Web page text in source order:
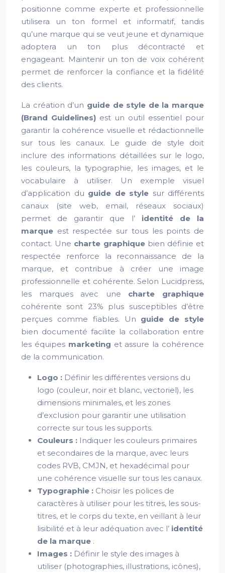
positionne comme experte et professionnelle
utilisera un ton formel et informatif, tandis
qu’une marque qui se veut jeune et dynamique
adoptera un ton plus décontracté et
engageant. Maintenir un ton de voix cohérent
permet de renforcer la confiance et la fidélité
des clients.
La création d’un guide de style de la marque
(Brand Guidelines) est un outil essentiel pour
garantir la cohérence visuelle et rédactionnelle
sur tous les canaux. Le guide de style doit
inclure des informations détaillées sur le logo,
les couleurs, la typographie, les images, et le
vocabulaire à utiliser. Un exemple visuel
d’application du guide de style sur différents
canaux (site web, email, réseaux sociaux)
permet de garantir que l’ identité de la
marque est respectée sur tous les points de
contact. Une charte graphique bien définie et
respectée renforce la reconnaissance de la
marque, et contribue à créer une image
professionnelle et cohérente. Selon Lucidpress,
les marques avec une charte graphique
cohérente sont 23% plus susceptibles d’être
perçues comme fiables. Un guide de style
bien documenté facilite la collaboration entre
les équipes marketing et assure la cohérence
de la communication.
Logo : Définir les différentes versions du
logo (couleur, noir et blanc, vectoriel), les
dimensions minimales, et les zones
d’exclusion pour garantir une utilisation
correcte sur tous les supports.
Couleurs : Indiquer les couleurs primaires
et secondaires de la marque, avec leurs
codes RVB, CMJN, et hexadécimal pour
une cohérence visuelle sur tous les canaux.
Typographie : Choisir les polices de
caractères à utiliser pour les titres, les sous-
titres, et le corps du texte, en veillant à leur
lisibilité et à leur adéquation avec l’ identité
de la marque .
Images : Définir le style des images à
utiliser (photographies, illustrations, icônes),